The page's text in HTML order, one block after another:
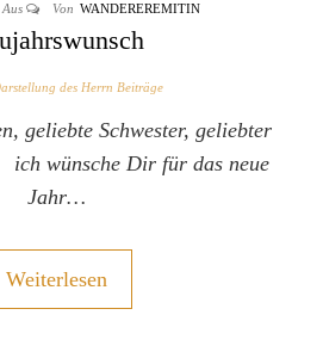
Aus Von WANDEREREMITIN
des Herrn Beiträge
Schwester, geliebter
wünsche Dir für das neue
Jahr…
Weiterlesen